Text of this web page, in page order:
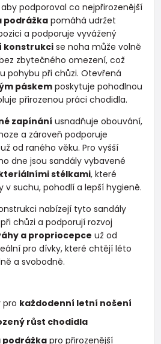
podporoval co nejpřirozenější
podrážkapomáhá udržet
a podporuje vyvážený
konstrukcise noha může volně
zbytečného omezení, což
pohybu při chůzi. Otevřená
páskemposkytuje pohodlnou
přirozenou práci chodidla.
zapínání usnadňuje obouvání,
a zároveň podporuje
od raného věku. Pro vyšší
dne jsou sandály vybavené
stélkami, které
suchu, pohodlí a lepší hygieně.
nabízejí tyto sandály
chůzi a podporují rozvoj
a propriocepce už od
pro dívky, které chtějí léto
a svobodně.
pro každodenní letní nošení
růst chodidla
podrážka pro přirozenější